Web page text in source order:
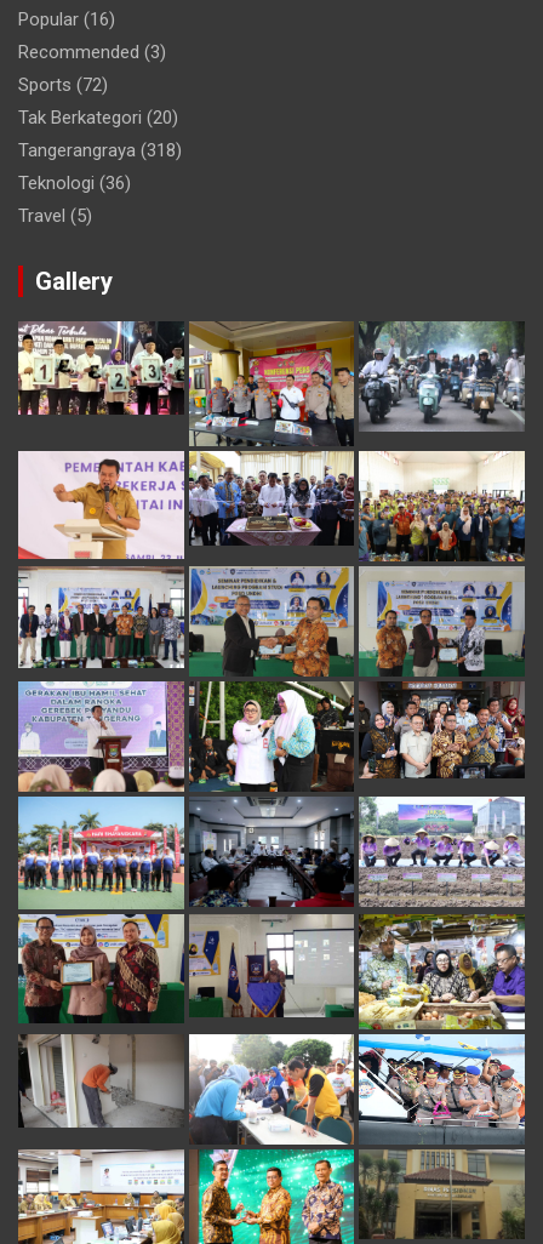
Popular (16)
Recommended (3)
Sports (72)
Tak Berkategori (20)
Tangerangraya (318)
Teknologi (36)
Travel (5)
Gallery